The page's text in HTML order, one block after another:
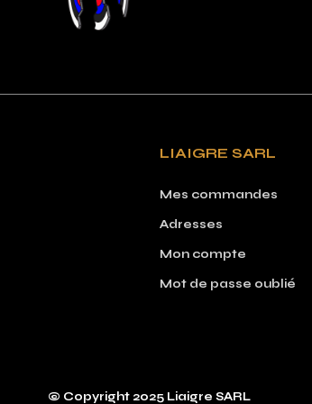
LIAIGRE SARL
Mes commandes
Adresses
Mon compte
Mot de passe oublié
© Copyright 2025 Liaigre SARL